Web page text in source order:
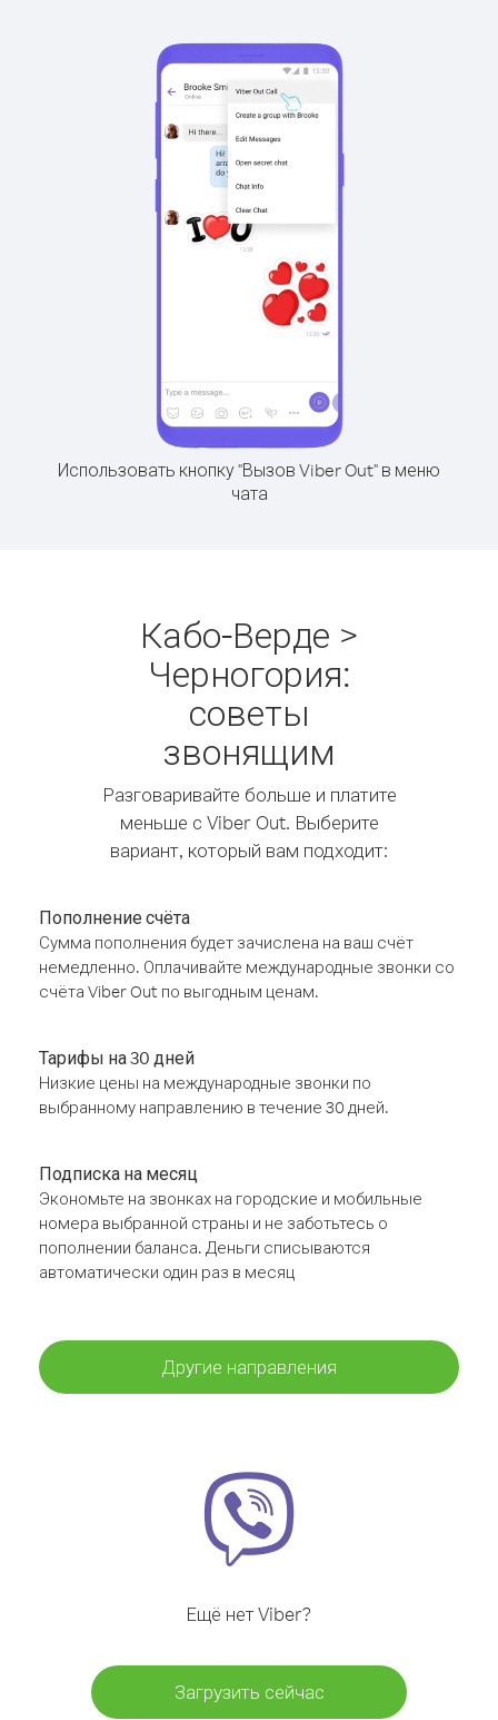
Использовать кнопку "Вызов Viber Out" в меню
чата
Кабо-Верде >
Черногория:
советы
звонящим
Разговаривайте больше и платите
меньше с Viber Out. Выберите
вариант, который вам подходит:
Пополнение счёта
Сумма пополнения будет зачислена на ваш счёт
немедленно. Оплачивайте международные звонки со
счёта Viber Out по выгодным ценам.
Тарифы на 30 дней
Низкие цены на международные звонки по
выбранному направлению в течение 30 дней.
Подписка на месяц
Экономьте на звонках на городские и мобильные
номера выбранной страны и не заботьтесь о
пополнении баланса. Деньги списываются
автоматически один раз в месяц
Другие направления
Ещё нет Viber?
Загрузить сейчас